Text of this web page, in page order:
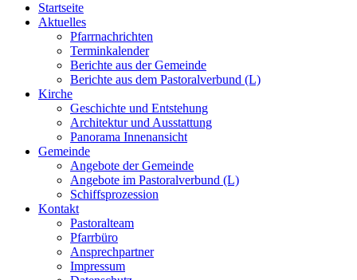
Startseite
Aktuelles
Pfarrnachrichten
Terminkalender
Berichte aus der Gemeinde
Berichte aus dem Pastoralverbund (L)
Kirche
Geschichte und Entstehung
Architektur und Ausstattung
Panorama Innenansicht
Gemeinde
Angebote der Gemeinde
Angebote im Pastoralverbund (L)
Schiffsprozession
Kontakt
Pastoralteam
Pfarrbüro
Ansprechpartner
Impressum